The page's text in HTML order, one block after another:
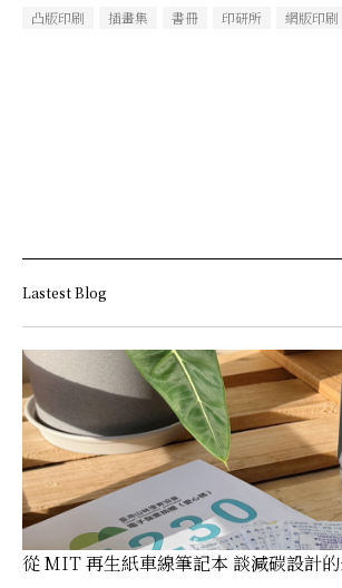
凸版印刷 插畫集 書冊 印研所 網版印刷
Lastest Blog
從 MIT 再生紙車線筆記本 談減碳設計